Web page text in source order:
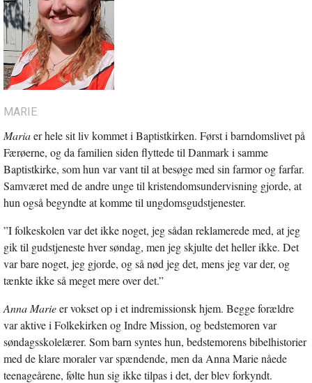
MARIE
Mariaer hele sit liv kommet i Baptistkirken. Først i barndomslivet på
Færøerne, og da familien siden flyttede til Danmark i samme
Baptistkirke, som hun var vant til at besøge med sin farmor og farfar.
Samværet med de andre unge til kristendomsundervisning gjorde, at
hun også begyndte at komme til ungdomsgudstjenester.
”I folkeskolen var det ikke noget, jeg sådan reklamerede med, at jeg
gik til gudstjeneste hver søndag, men jeg skjulte det heller ikke. Det
var bare noget, jeg gjorde, og så nød jeg det, mens jeg var der, og
tænkte ikke så meget mere over det.”
Anna Marieer vokset op i et indremissionsk hjem. Begge forældre
var aktive i Folkekirken og Indre Mission, og bedstemoren var
søndagsskolelærer. Som barn syntes hun, bedstemorens bibelhistorier
med de klare moraler var spændende, men da Anna Marie nåede
teenageårene, følte hun sig ikke tilpas i det, der blev forkyndt.